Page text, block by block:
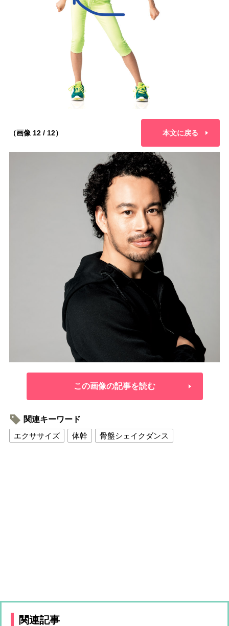
（画像 12 / 12） 本文に戻る
この画像の記事を読む
関連キーワード
エクササイズ
体幹 骨盤シェイクダンス
関連記事